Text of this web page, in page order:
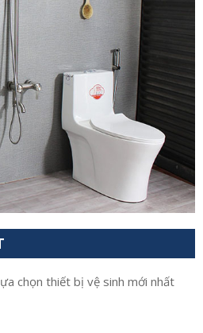
chọn thiết bị vệ sinh mới nhất